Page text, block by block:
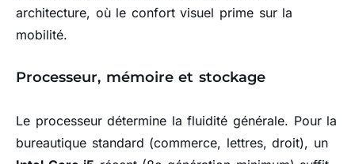
architecture, où le confort visuel prime sur la
mobilité.
Processeur, mémoire et stockage
Le processeur détermine la fluidité générale. Pour la
bureautique standard (commerce, lettres, droit), un